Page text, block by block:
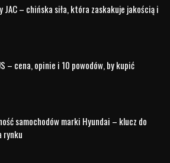
Symbol Prestiżu
z królewską rodziną brytyjską,
symbolem prestiżu
w życiu królowej Elżbiety II
wyjątkowość marki, ale również
wydajność i komfort, które
wszystkich pojazdów marki Land